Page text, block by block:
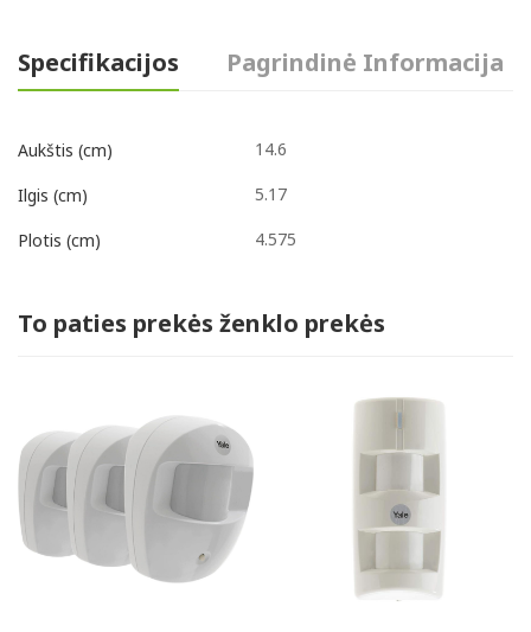
Specifikacijos Pagrindinė Informacija
Aukštis (cm) 14.6
Ilgis (cm) 5.17
Plotis (cm) 4.575
To paties prekės ženklo prekės